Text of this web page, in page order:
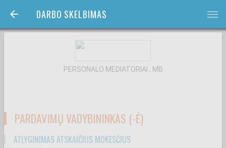
DARBO SKELBIMAS bars
PERSONALO MEDIATORIAI , MB
PARDAVIMŲ VADYBININKAS (-Ė)
ATLYGINIMAS ATSKAIČIUS MOKESČIUS